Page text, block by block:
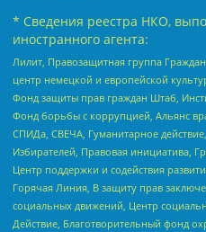
* Сведения реестра НКО,
иностранного агента:
Лилит, Правозащитная группа
центр немецкой и европейской
Фонд защиты прав граждан Штаб,
Фонд борьбы с коррупцией, Альянс
СПИДа, СВЕЧА, Гуманитарное
Избирателей, Правовая инициатива,
Центр поддержки и содействия
Горячая Линия, В защиту прав
социальных движений, Центр
Действие, Благотворительный фонд